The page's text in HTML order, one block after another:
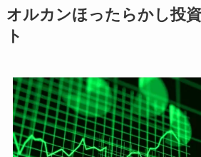
オルカンほったらかし投
ト